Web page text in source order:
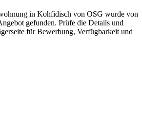
in Kohfidisch von OSG wurde von
gefunden. Prüfe die Details und
für Bewerbung, Verfügbarkeit und